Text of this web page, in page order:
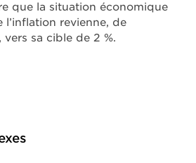
que la situation économique
l’inflation revienne, de
sa cible de 2 %.